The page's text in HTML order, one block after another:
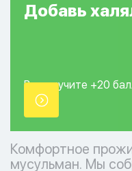
Добавь
Вы получите +20
точки.
Комфортное
мусульман. Мы